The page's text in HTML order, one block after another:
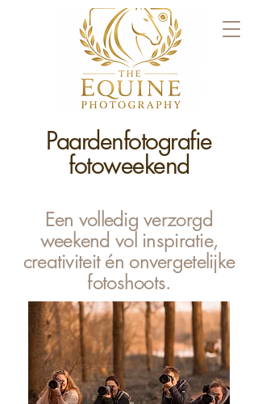
Paardenfotografie
fotoweekend
Een volledig verzorgd
weekend vol inspiratie,
creativiteit én onvergetelijke
fotoshoots.